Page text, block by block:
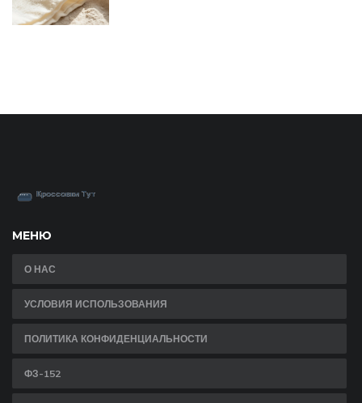
МЕНЮ
О НАС
УСЛОВИЯ ИСПОЛЬЗОВАНИЯ
ПОЛИТИКА КОНФИДЕНЦИАЛЬНОСТИ
ФЗ-152